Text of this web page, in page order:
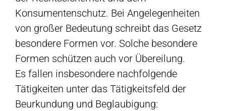
Konsumentenschutz. Bei Angelegenheiten
von großer Bedeutung schreibt das Gesetz
besondere Formen vor. Solche besondere
Formen schützen auch vor Übereilung.
Es fallen insbesondere nachfolgende
Tätigkeiten unter das Tätigkeitsfeld der
Beurkundung und Beglaubigung: